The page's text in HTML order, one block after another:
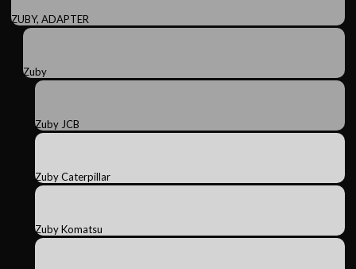
ZUBY, ADAPTER
Zuby
Zuby JCB
Zuby Caterpillar
Zuby Komatsu